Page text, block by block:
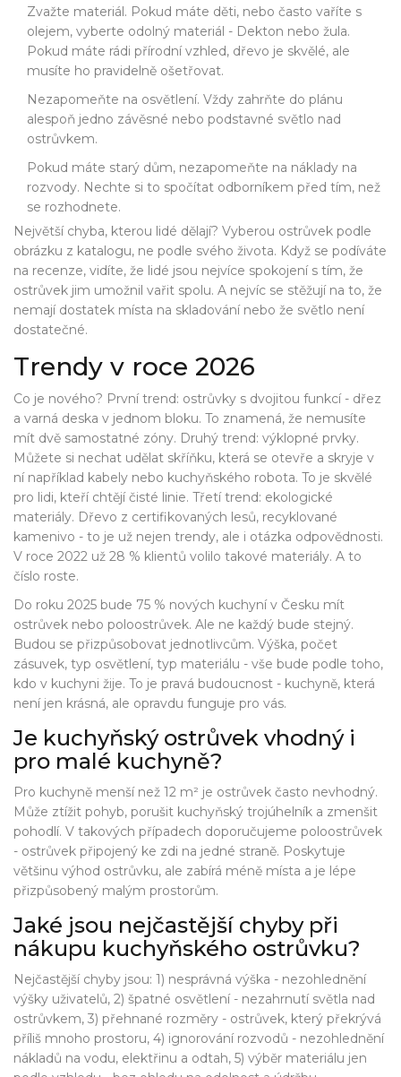
Zvažte materiál. Pokud máte děti, nebo často vaříte s
olejem, vyberte odolný materiál - Dekton nebo žula.
Pokud máte rádi přírodní vzhled, dřevo je skvělé, ale
musíte ho pravidelně ošetřovat.
Nezapomeňte na osvětlení. Vždy zahrňte do plánu
alespoň jedno závěsné nebo podstavné světlo nad
ostrůvkem.
Pokud máte starý dům, nezapomeňte na náklady na
rozvody. Nechte si to spočítat odborníkem před tím, než
se rozhodnete.
Největší chyba, kterou lidé dělají? Vyberou ostrůvek podle
obrázku z katalogu, ne podle svého života. Když se podíváte
na recenze, vidíte, že lidé jsou nejvíce spokojení s tím, že
ostrůvek jim umožnil vařit spolu. A nejvíc se stěžují na to, že
nemají dostatek místa na skladování nebo že světlo není
dostatečné.
Trendy v roce 2026
Co je nového? První trend: ostrůvky s dvojitou funkcí - dřez
a varná deska v jednom bloku. To znamená, že nemusíte
mít dvě samostatné zóny. Druhý trend: výklopné prvky.
Můžete si nechat udělat skříňku, která se otevře a skryje v
ní například kabely nebo kuchyňského robota. To je skvělé
pro lidi, kteří chtějí čisté linie. Třetí trend: ekologické
materiály. Dřevo z certifikovaných lesů, recyklované
kamenivo - to je už nejen trendy, ale i otázka odpovědnosti.
V roce 2022 už 28 % klientů volilo takové materiály. A to
číslo roste.
Do roku 2025 bude 75 % nových kuchyní v Česku mít
ostrůvek nebo poloostrůvek. Ale ne každý bude stejný.
Budou se přizpůsobovat jednotlivcům. Výška, počet
zásuvek, typ osvětlení, typ materiálu - vše bude podle toho,
kdo v kuchyni žije. To je pravá budoucnost - kuchyně, která
není jen krásná, ale opravdu funguje pro vás.
Je kuchyňský ostrůvek vhodný i
pro malé kuchyně?
Pro kuchyně menší než 12 m² je ostrůvek často nevhodný.
Může ztížit pohyb, porušit kuchyňský trojúhelník a zmenšit
pohodlí. V takových případech doporučujeme poloostrůvek
- ostrůvek připojený ke zdi na jedné straně. Poskytuje
většinu výhod ostrůvku, ale zabírá méně místa a je lépe
přizpůsobený malým prostorům.
Jaké jsou nejčastější chyby při
nákupu kuchyňského ostrůvku?
Nejčastější chyby jsou: 1) nesprávná výška - nezohlednění
výšky uživatelů, 2) špatné osvětlení - nezahrnutí světla nad
ostrůvkem, 3) přehnané rozměry - ostrůvek, který překrývá
příliš mnoho prostoru, 4) ignorování rozvodů - nezohlednění
nákladů na vodu, elektřinu a odtah, 5) výběr materiálu jen